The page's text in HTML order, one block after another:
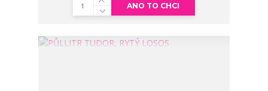
ANO TO CHCI